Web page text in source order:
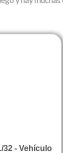
32 - Vehículo